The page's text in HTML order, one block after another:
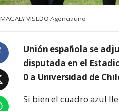
MAGALY VISEDO-Agenciauno
Unión española se
disputada en el
0 a Universidad de
Si bien el cuadro azul